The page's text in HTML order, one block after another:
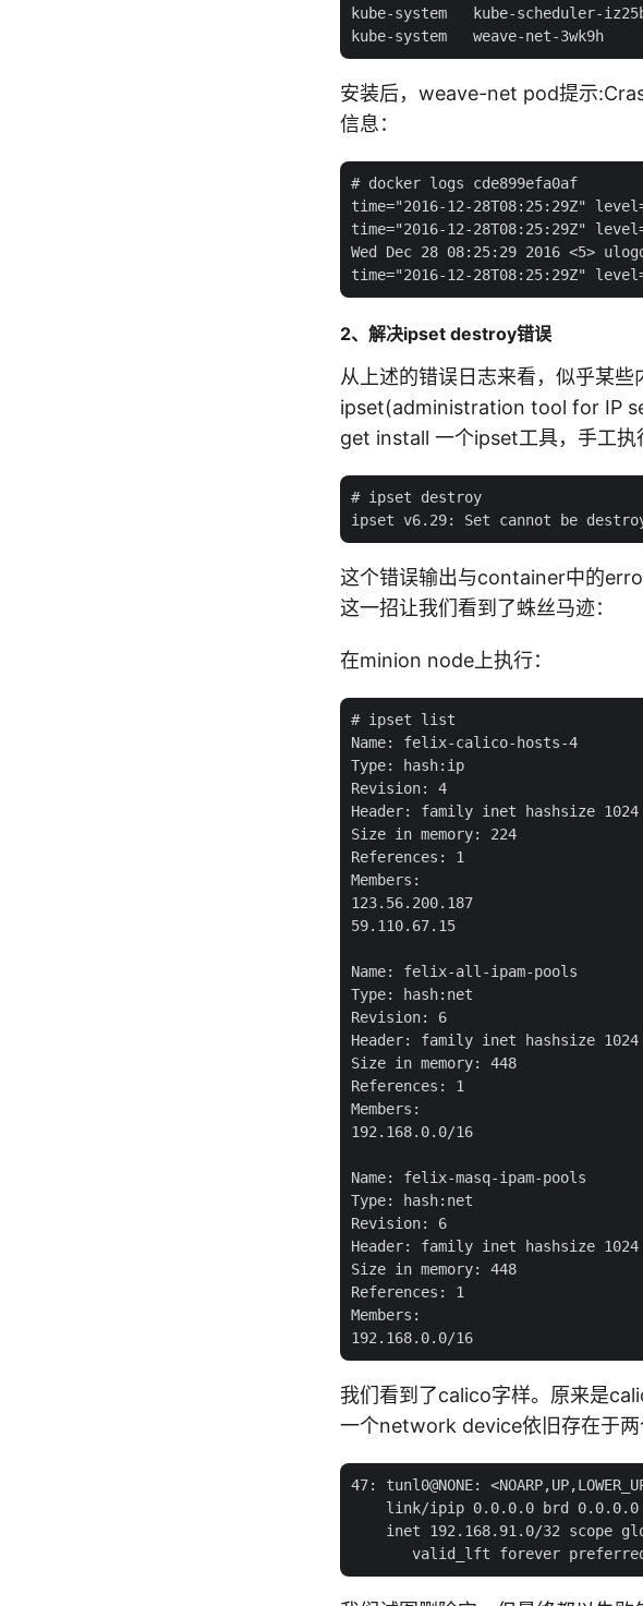
kube-system   kube-
安装后，weave-net pod提示
信息：
# docker logs cde899efa0af
time="2016-12-28T08:25:29Z"
time="2016-12-28T08:25:29Z"
Wed Dec 28 08:25:29 2016 <5>
2、解决ipset destroy错误
从上述的错误日志来看，似乎某些
ipset(administration tool for IP
get install 一个ipset工具，手工执
# ipset destroy
这个错误输出与container中的
这一招让我们看到了蛛丝马迹：
在minion node上执行：
# ipset list
Name: felix-calico-hosts-4
Type: hash:ip
Revision: 4
Header: family inet hashsize 1024
Size in memory: 224
References: 1
Members:
123.56.200.187
59.110.67.15
Name: felix-all-ipam-pools
Type: hash:net
Revision: 6
Header: family inet hashsize 1024
Size in memory: 448
References: 1
Members:
192.168.0.0/16
Name: felix-masq-ipam-pools
Type: hash:net
Revision: 6
Header: family inet hashsize 1024
Size in memory: 448
References: 1
Members:
我们看到了calico字样。原来是
一个network device依旧存在于两
47: tunl0@NONE:
    link/ipip 0.0.0.0 brd 0.0.0.0
inet 192.168.91.0/32 scope